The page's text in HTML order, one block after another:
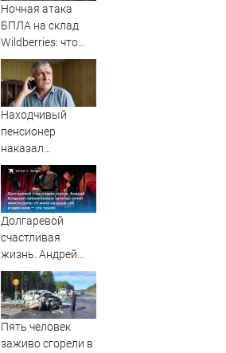
Ночная атака
БПЛА на склад
Wildberries: что
известно об
очередном ударе
по логистическим
центрам
Находчивый
пенсионер
наказал
мошенников
изощренным
способом
Долгаревой
счастливая
жизнь. Андрей
Бледный
пронзительно
зачитал стихи
вместо рэпа: «У
Пять человек
заживо сгорели в